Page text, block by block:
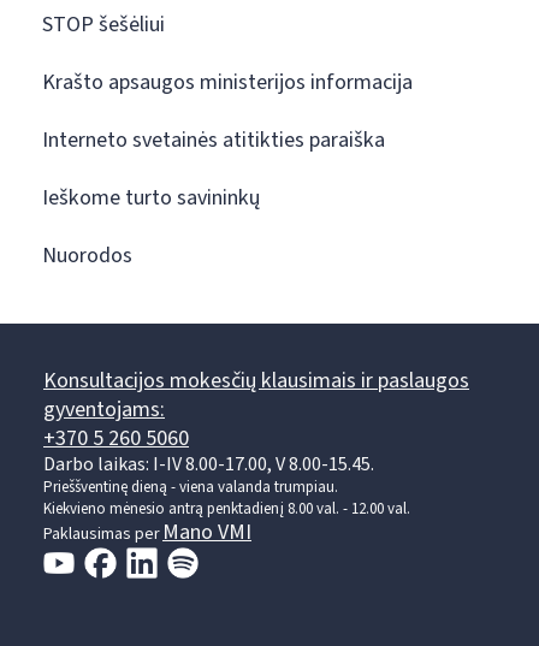
STOP šešėliui
Krašto apsaugos ministerijos informacija
Interneto svetainės atitikties paraiška
Ieškome turto savininkų
Nuorodos
Konsultacijos mokesčių klausimais ir paslaugos
gyventojams:
+370 5 260 5060
Darbo laikas: I-IV 8.00-17.00, V 8.00-15.45.
Prieššventinę dieną - viena valanda trumpiau.
Kiekvieno mėnesio antrą penktadienį 8.00 val. - 12.00 val.
Paklausimas per Mano VMI